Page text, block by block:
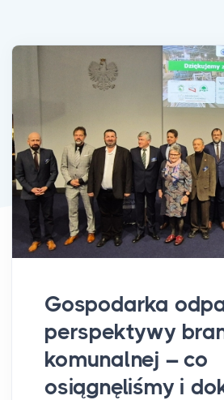
Gospodarka
perspektywy
komunalnej – co
osiągnęliśmy i